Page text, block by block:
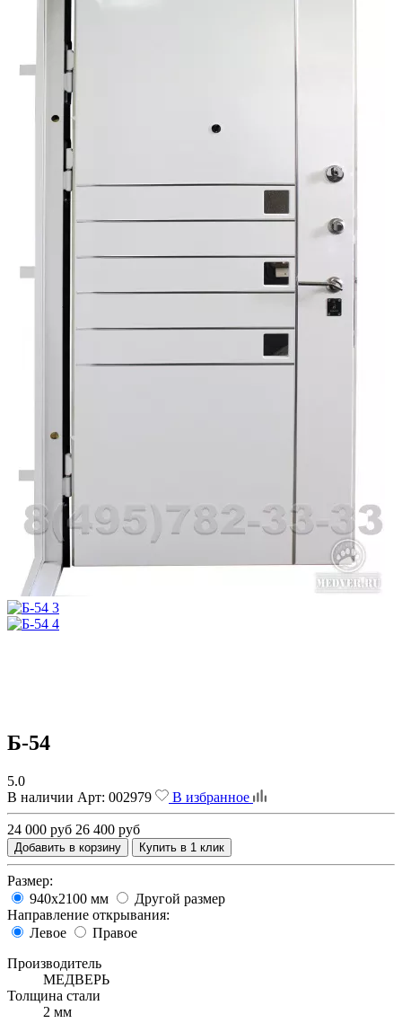
Б-54
5.0
В наличии Арт: 002979 В избранное
24 000 руб 26 400 руб
Добавить в корзину Купить в 1 клик
Размер:
940х2100 мм
Другой размер
Направление открывания:
Левое
Правое
Производитель
МЕДВЕРЬ
Толщина стали
2 мм